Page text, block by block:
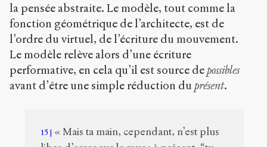
la pensée abstraite. Le modèle, tout comme la
fonction géométrique de l’architecte, est de
l’ordre du virtuel, de l’écriture du mouvement.
Le modèle relève alors d’une écriture
performative, en cela qu’il est source de possibles
avant d’être une simple réduction du présent.
15
« Mais ta main, cependant, n’est plus